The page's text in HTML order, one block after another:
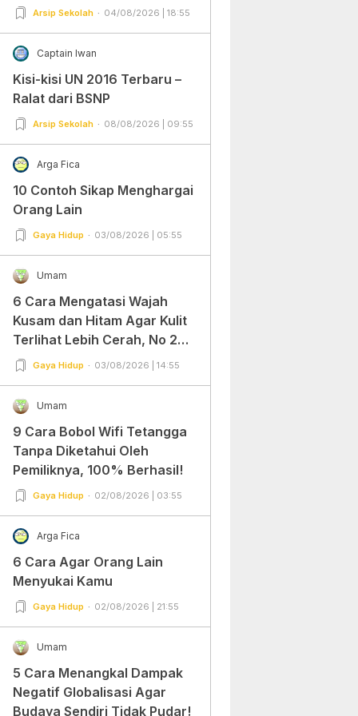
Arsip Sekolah 04/08/2026 | 18:55
Captain Iwan
Kisi-kisi UN 2016 Terbaru –
Ralat dari BSNP
Arsip Sekolah 08/08/2026 | 09:55
Arga Fica
10 Contoh Sikap Menghargai
Orang Lain
Gaya Hidup 03/08/2026 | 05:55
Umam
6 Cara Mengatasi Wajah
Kusam dan Hitam Agar Kulit
Terlihat Lebih Cerah, No 2
Gampang Banget dan Mudah
Gaya Hidup 03/08/2026 | 14:55
Umam
9 Cara Bobol Wifi Tetangga
Tanpa Diketahui Oleh
Pemiliknya, 100% Berhasil!
Gaya Hidup 02/08/2026 | 03:55
Arga Fica
6 Cara Agar Orang Lain
Menyukai Kamu
Gaya Hidup 02/08/2026 | 21:55
Umam
5 Cara Menangkal Dampak
Negatif Globalisasi Agar
Budaya Sendiri Tidak Pudar!